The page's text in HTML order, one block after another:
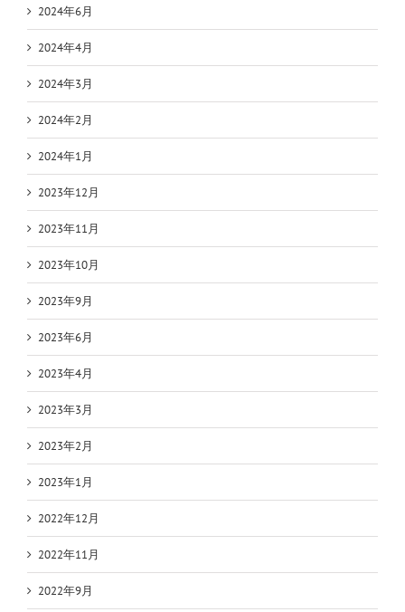
2024年6月
2024年4月
2024年3月
2024年2月
2024年1月
2023年12月
2023年11月
2023年10月
2023年9月
2023年6月
2023年4月
2023年3月
2023年2月
2023年1月
2022年12月
2022年11月
2022年9月